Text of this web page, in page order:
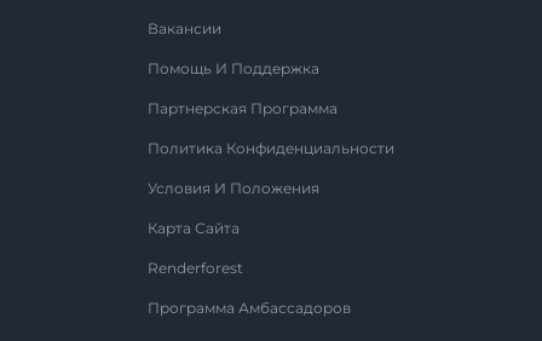
Вакансии
Помощь И Поддержка
Партнерская Программа
Политика Конфиденциальности
Условия И Положения
Карта Сайта
Renderforest
Программа Амбассадоров